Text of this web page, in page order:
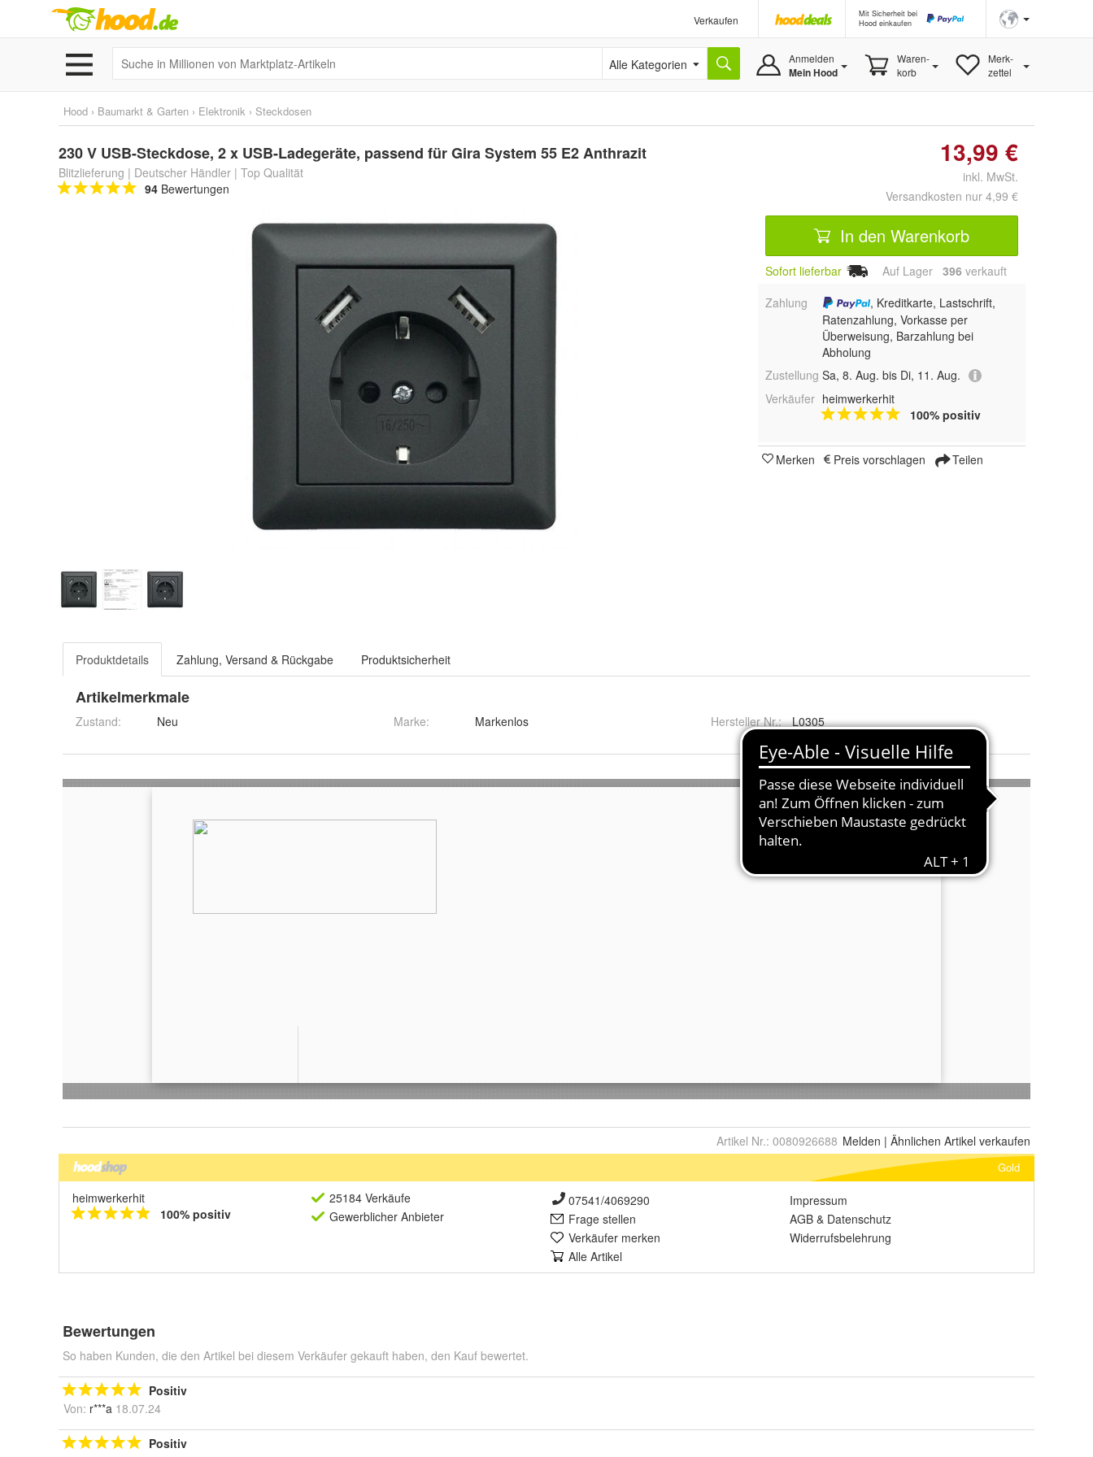
Verkaufen
Mit Sicherheit bei
Hood einkaufen
Alle Kategorien Anmelden
Mein Hood
Waren-
korb
Merk-
zettel
Hood › Baumarkt & Garten › Elektronik › Steckdosen
230 V USB-Steckdose, 2 x USB-Ladegeräte, passend für Gira System 55 E2 Anthrazit
Blitzlieferung | Deutscher Händler | Top Qualität
94 Bewertungen
13,99 €
inkl. MwSt.
Versandkosten nur 4,99 €
In den Warenkorb
Sofort lieferbar Auf Lager 396 verkauft
Zahlung
, Kreditkarte, Lastschrift,
Ratenzahlung, Vorkasse per
Überweisung, Barzahlung bei
Abholung
Zustellung Sa, 8. Aug. bis Di, 11. Aug.
Verkäufer heimwerkerhit
100% positiv
Merken Preis vorschlagen Teilen
Produktdetails Zahlung, Versand & Rückgabe Produktsicherheit
Artikelmerkmale
Zustand: Neu Marke: Markenlos Hersteller Nr.: L0305
Artikel Nr.: 0080926688 Melden | Ähnlichen Artikel verkaufen
Gold
heimwerkerhit
100% positiv
25184 Verkäufe
Gewerblicher Anbieter
07541/4069290
Frage stellen
Verkäufer merken
Alle Artikel
Impressum
AGB & Datenschutz
Widerrufsbelehrung
Bewertungen
So haben Kunden, die den Artikel bei diesem Verkäufer gekauft haben, den Kauf bewertet.
Positiv
Von: r***a 18.07.24
Positiv